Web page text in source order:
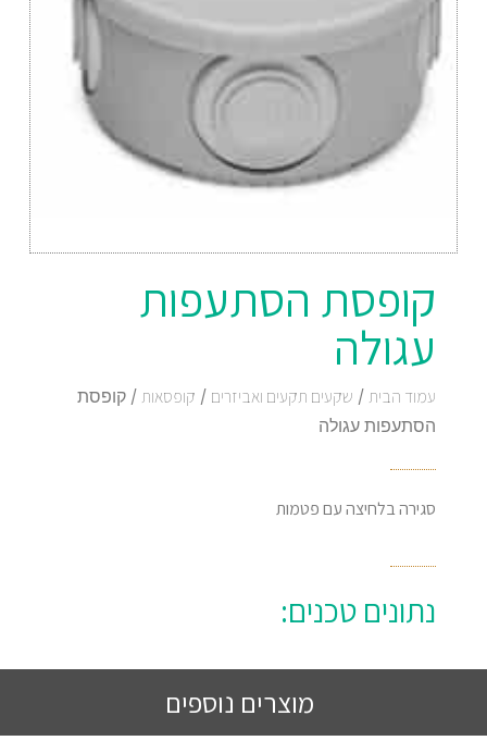
‏‏קופסת הסתעפות
עגולה
עמוד הבית / שקעים תקעים ואביזרים / קופסאות / ‏‏קופסת
הסתעפות עגולה
סגירה בלחיצה עם פטמות
נתונים טכנים:
מוצרים נוספים